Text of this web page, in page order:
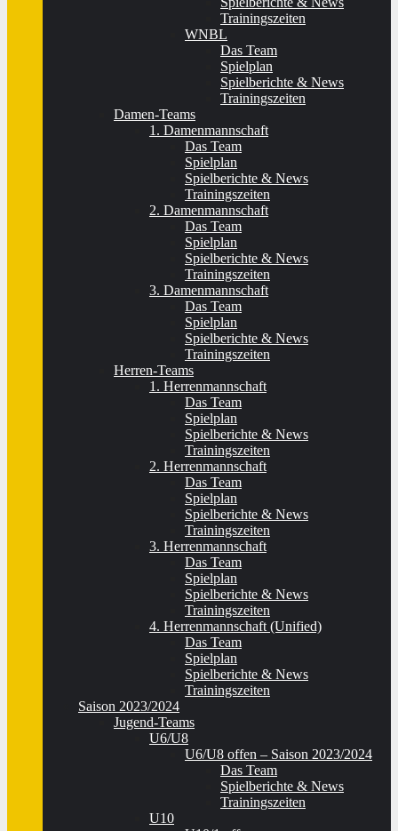
Trainingszeiten
WNBL
Das Team
Spielplan
Spielberichte & News
Trainingszeiten
Damen-Teams
1. Damenmannschaft
Das Team
Spielplan
Spielberichte & News
Trainingszeiten
2. Damenmannschaft
Das Team
Spielplan
Spielberichte & News
Trainingszeiten
3. Damenmannschaft
Das Team
Spielplan
Spielberichte & News
Trainingszeiten
Herren-Teams
1. Herrenmannschaft
Das Team
Spielplan
Spielberichte & News
Trainingszeiten
2. Herrenmannschaft
Das Team
Spielplan
Spielberichte & News
Trainingszeiten
3. Herrenmannschaft
Das Team
Spielplan
Spielberichte & News
Trainingszeiten
4. Herrenmannschaft (Unified)
Das Team
Spielplan
Spielberichte & News
Trainingszeiten
Saison 2023/2024
Jugend-Teams
U6/U8
U6/U8 offen – Saison 2023/2024
Das Team
Spielberichte & News
Trainingszeiten
U10